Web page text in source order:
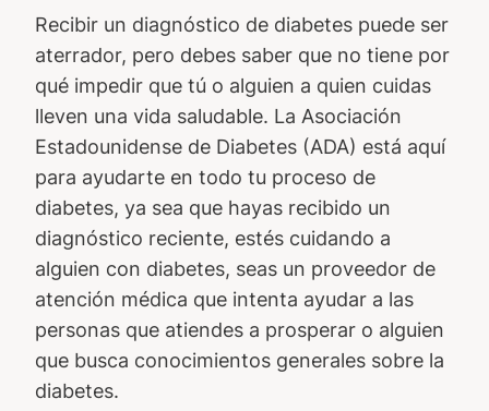
Recibir un diagnóstico de diabetes puede ser
aterrador, pero debes saber que no tiene por
qué impedir que tú o alguien a quien cuidas
lleven una vida saludable. La Asociación
Estadounidense de Diabetes (ADA) está aquí
para ayudarte en todo tu proceso de
diabetes, ya sea que hayas recibido un
diagnóstico reciente, estés cuidando a
alguien con diabetes, seas un proveedor de
atención médica que intenta ayudar a las
personas que atiendes a prosperar o alguien
que busca conocimientos generales sobre la
diabetes.